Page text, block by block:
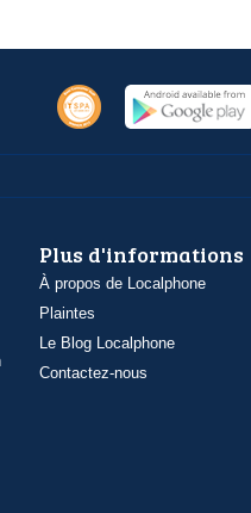
Plus d'informations
À propos de Localphone
Plaintes
Le Blog Localphone
Contactez-nous